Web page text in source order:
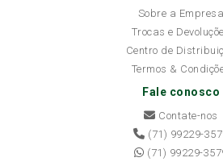
Sobre a Empresa
Trocas e
Centro de
Termos &
Fale conosco
Contate-nos
(71) 99229-
(71) 99229-